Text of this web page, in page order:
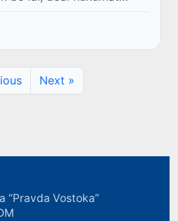
Next »
“Pravda Vostoka”